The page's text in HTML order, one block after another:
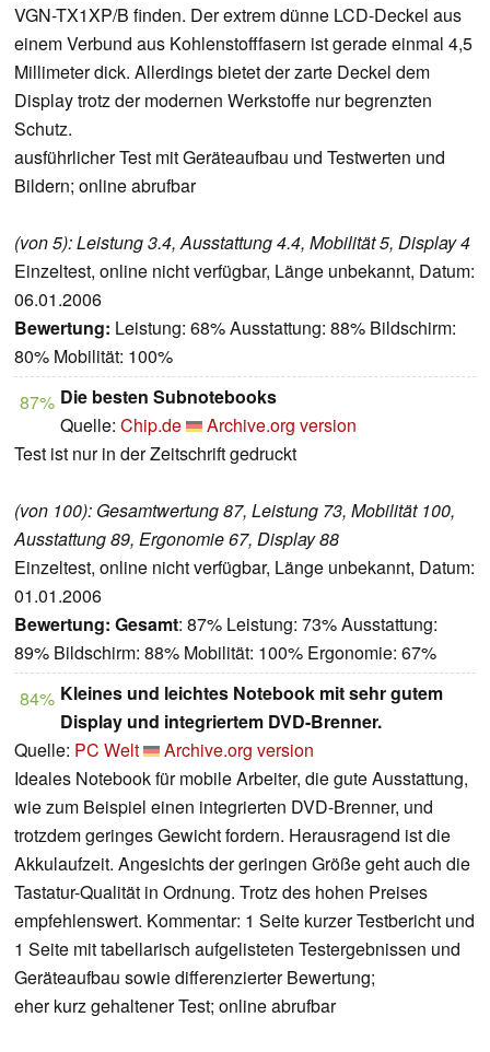
VGN-TX1XP/B finden. Der extrem dünne LCD-Deckel aus
einem Verbund aus Kohlenstofffasern ist gerade einmal 4,5
Millimeter dick. Allerdings bietet der zarte Deckel dem
Display trotz der modernen Werkstoffe nur begrenzten
Schutz.
ausführlicher Test mit Geräteaufbau und Testwerten und
Bildern; online abrufbar
(von 5): Leistung 3.4, Ausstattung 4.4, Mobilität 5, Display 4
Einzeltest, online nicht verfügbar, Länge unbekannt, Datum:
06.01.2006
Bewertung: Leistung: 68% Ausstattung: 88% Bildschirm:
80% Mobilität: 100%
87% Die besten Subnotebooks
Quelle: Chip.de
Archive.org version
Test ist nur in der Zeitschrift gedruckt
(von 100): Gesamtwertung 87, Leistung 73, Mobilität 100,
Ausstattung 89, Ergonomie 67, Display 88
Einzeltest, online nicht verfügbar, Länge unbekannt, Datum:
01.01.2006
Bewertung: Gesamt: 87% Leistung: 73% Ausstattung:
89% Bildschirm: 88% Mobilität: 100% Ergonomie: 67%
84% Kleines und leichtes Notebook mit sehr gutem
Display und integriertem DVD-Brenner.
Quelle: PC Welt
Archive.org version
Ideales Notebook für mobile Arbeiter, die gute Ausstattung,
wie zum Beispiel einen integrierten DVD-Brenner, und
trotzdem geringes Gewicht fordern. Herausragend ist die
Akkulaufzeit. Angesichts der geringen Größe geht auch die
Tastatur-Qualität in Ordnung. Trotz des hohen Preises
empfehlenswert. Kommentar: 1 Seite kurzer Testbericht und
1 Seite mit tabellarisch aufgelisteten Testergebnissen und
Geräteaufbau sowie differenzierter Bewertung;
eher kurz gehaltener Test; online abrufbar